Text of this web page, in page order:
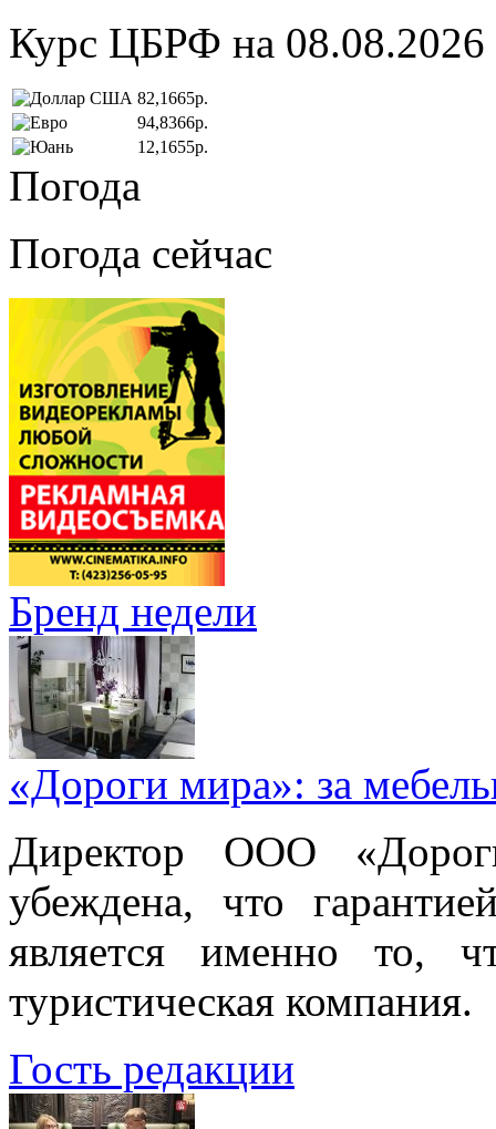
Курс ЦБРФ на 08.08.2026
82,1665р.
94,8366р.
12,1655р.
Погода
Погода сейчас
Бренд недели
«Дороги мира»: за
Директор ООО
убеждена, что
является именно то,
туристическая компания.
Гость редакции